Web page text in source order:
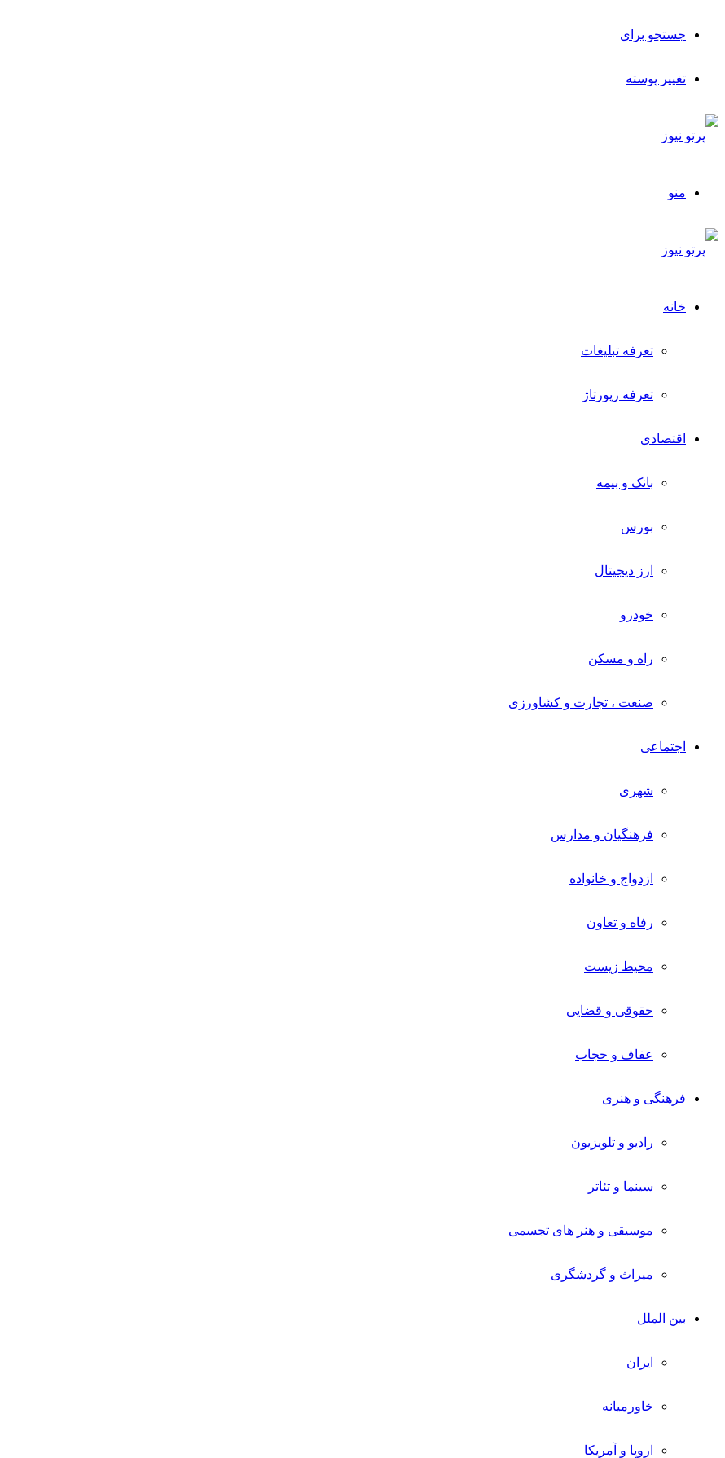
جستجو برای
تغییر پوسته
منو
خانه
تعرفه تبلیغات
تعرفه رپورتاژ
اقتصادی
بانک و بیمه
بورس
ارز دیجیتال
خودرو
راه و مسکن
صنعت ، تجارت و کشاورزی
اجتماعی
شهری
فرهنگیان و مدارس
ازدواج و خانواده
رفاه و تعاون
محیط زیست
حقوقی و قضایی
عفاف و حجاب
فرهنگی و هنری
رادیو و تلویزیون
سینما و تئاتر
موسیقی و هنر های تجسمی
میراث و گردشگری
بین الملل
ایران
خاورمیانه
اروپا و آمریکا